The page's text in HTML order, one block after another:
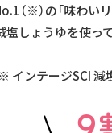
（※）の「味わい
塩しょうゆを使っ
※ インテージSCI